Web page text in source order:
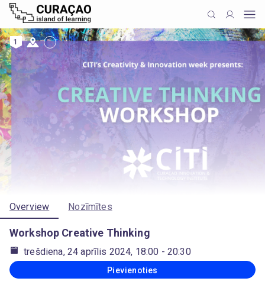
1
Overview Nozīmītes
Workshop Creative Thinking
trešdiena, 24 aprīlis 2024, 18:00 - 20:30
Pievienoties